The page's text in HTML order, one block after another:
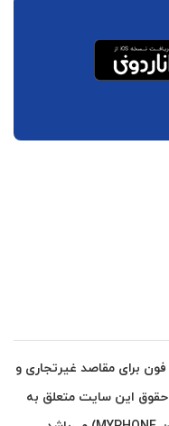
فون برای مقاصد غیرتجاری و
حقوق این سایت متعلق به